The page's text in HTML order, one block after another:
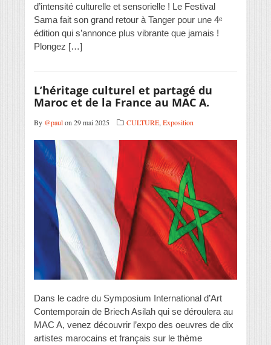
d’intensité culturelle et sensorielle ! Le Festival
Sama fait son grand retour à Tanger pour une 4ᵉ
édition qui s’annonce plus vibrante que jamais !
Plongez […]
L’héritage culturel et partagé du
Maroc et de la France au MAC A.
By @paulon 29 mai 2025 CULTURE, Exposition
Dans le cadre du Symposium International d’Art
Contemporain de Briech Asilah qui se déroulera au
MAC A, venez découvrir l’expo des oeuvres de dix
artistes marocains et français sur le thème